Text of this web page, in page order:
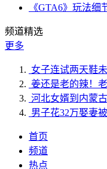
《GTA6》玩法
频道精选
更多
女子连试两天鞋
姜还是老的辣！
河北女婿到内蒙
男子花32万娶妻
首页
频道
热点